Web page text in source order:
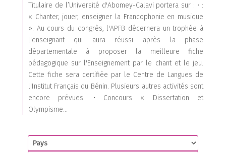
Titulaire de l’Université d'Abomey-Calavi portera sur : • :
« Chanter, jouer, enseigner la Francophonie en musique
». Au cours du congrès, l'APFB décernera un trophée à
l'enseignant qui aura réussi après la phase
départementale à proposer la meilleure fiche
pédagogique sur l'Enseignement par le chant et le jeu.
Cette fiche sera certifiée par le Centre de Langues de
l'Institut Français du Bénin. Plusieurs autres activités sont
encore prévues. • Concours « Dissertation et
Olympisme...